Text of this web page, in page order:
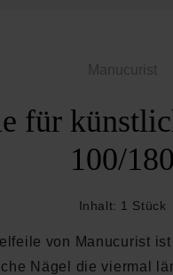
Manucurist
für
100/180
Inhalt: 1 Stück
von Manucurist
Nägel die viermal